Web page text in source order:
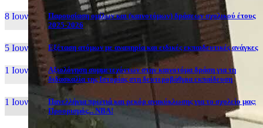
8 Ιουν, 26
Παρουσίαση ομίλων και (καινοτόμων) δράσεων σχολικού έτους
2025-2026
5 Ιουν, 26 Εξέταση ατόμων με αναπηρία και ειδικές εκπαιδευτικές ανάγκες
1 Ιουν, 26
Αξιολόγηση συμμετεχόντων στην καινοτόμα δράση για τη
διδασκαλία της Ιστορίας στη δευτεροβάθμια εκπαίδευση
1 Ιουν, 26
Πανελλήνια πρωτιά και ρεκόρ ανακύκλωσης για το σχολείο μας:
Προορισμός... NBA!